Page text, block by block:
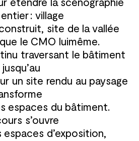
: village
site de la vallée
le CMO luimême.
traversant le bâtiment
un site rendu au paysage
espaces du bâtiment.
s’ouvre
espaces d’exposition,